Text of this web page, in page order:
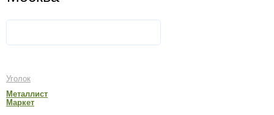
Уголок
Металлист
Маркет